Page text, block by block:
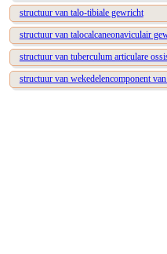
structuur van talo-tibiale gewricht
structuur van talocalcaneonaviculair
structuur van tuberculum articulare
structuur van wekedelencomponent